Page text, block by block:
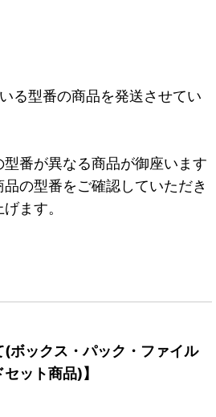
る型番の商品を発送させてい
番が異なる商品が御座います
の型番をご確認していただき
ます。
(ボックス・パック・ファイル
ット商品)】